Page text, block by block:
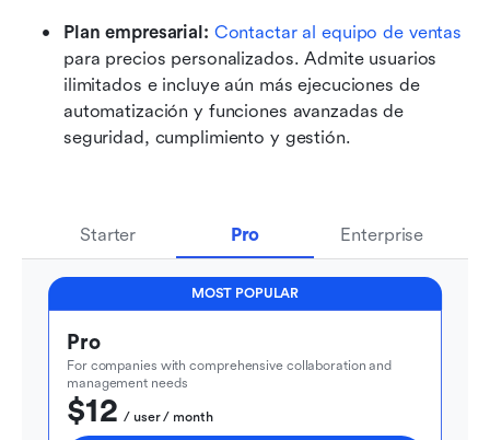
Plan empresarial: Contactar al equipo de ventas
para precios personalizados. Admite usuarios
ilimitados e incluye aún más ejecuciones de
automatización y funciones avanzadas de
seguridad, cumplimiento y gestión.
Starter Pro Enterprise
MOST POPULAR
Pro
For companies with comprehensive collaboration and
management needs
$12
  / user / month